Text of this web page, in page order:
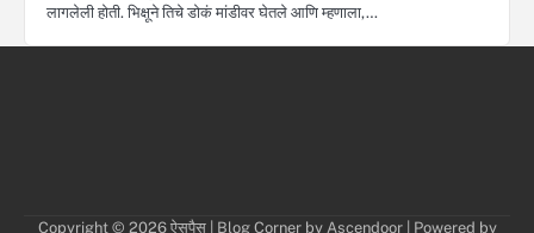
लागलेली होती. भिक्षूने तिचे डोकं मांडीवर घेतले आणि म्हणाला,…
Copyright © 2026 ऐसपैस| Blog Corner by Ascendoor| Powered by